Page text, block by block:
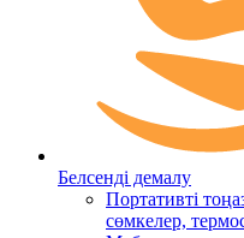
Белсенді демалу
Портативті
сөмкелер,